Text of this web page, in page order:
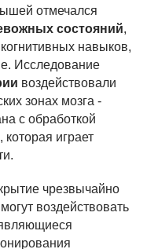
отмечался
состояний,
навыков,
Исследование
воздействовали
зонах мозга -
с обработкой
играет
чрезвычайно
воздействовать